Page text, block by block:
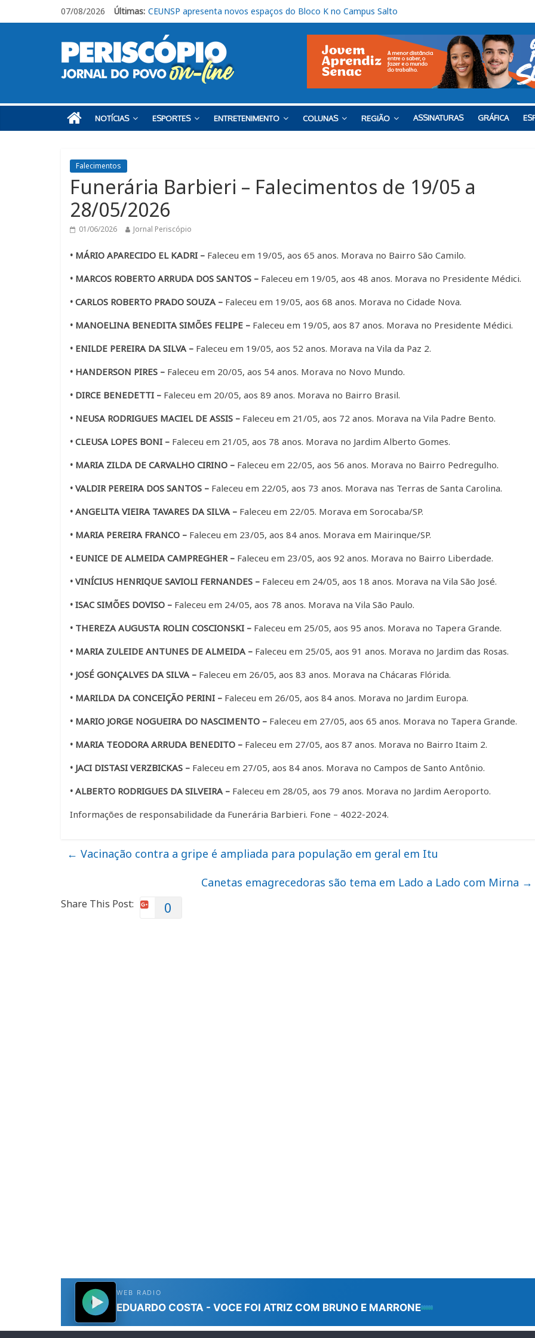
07/08/2026 Últimas: CEUNSP apresenta novos espaços do Bloco K no Campus Salto
Itu registra alta no Ideb e alcança nota 6,5 nos anos iniciais do Ensino Fundamental
Fraternidades Franciscanas realizam ação solidária em benefício do Lar Santo Inácio, em Itu
CIS abre 10 vagas de estágio para estudantes de diversas áreas em Itu
Livro “Roberto de Francisco, organista em Itu” será lançado nesta sexta
NOTÍCIAS ESPORTES ENTRETENIMENTO COLUNAS REGIÃO ASSINATURAS GRÁFICA
Falecimentos
Funerária Barbieri – Falecimentos de 19/05 a
28/05/2026
01/06/2026 Jornal Periscópio
• MÁRIO APARECIDO EL KADRI – Faleceu em 19/05, aos 65 anos. Morava no Bairro São Camilo.
• MARCOS ROBERTO ARRUDA DOS SANTOS – Faleceu em 19/05, aos 48 anos. Morava no Presidente Médici.
• CARLOS ROBERTO PRADO SOUZA – Faleceu em 19/05, aos 68 anos. Morava no Cidade Nova.
• MANOELINA BENEDITA SIMÕES FELIPE – Faleceu em 19/05, aos 87 anos. Morava no Presidente Médici.
• ENILDE PEREIRA DA SILVA – Faleceu em 19/05, aos 52 anos. Morava na Vila da Paz 2.
• HANDERSON PIRES – Faleceu em 20/05, aos 54 anos. Morava no Novo Mundo.
• DIRCE BENEDETTI – Faleceu em 20/05, aos 89 anos. Morava no Bairro Brasil.
• NEUSA RODRIGUES MACIEL DE ASSIS – Faleceu em 21/05, aos 72 anos. Morava na Vila Padre Bento.
• CLEUSA LOPES BONI – Faleceu em 21/05, aos 78 anos. Morava no Jardim Alberto Gomes.
• MARIA ZILDA DE CARVALHO CIRINO – Faleceu em 22/05, aos 56 anos. Morava no Bairro Pedregulho.
• VALDIR PEREIRA DOS SANTOS – Faleceu em 22/05, aos 73 anos. Morava nas Terras de Santa Carolina.
• ANGELITA VIEIRA TAVARES DA SILVA – Faleceu em 22/05. Morava em Sorocaba/SP.
• MARIA PEREIRA FRANCO – Faleceu em 23/05, aos 84 anos. Morava em Mairinque/SP.
• EUNICE DE ALMEIDA CAMPREGHER – Faleceu em 23/05, aos 92 anos. Morava no Bairro Liberdade.
• VINÍCIUS HENRIQUE SAVIOLI FERNANDES – Faleceu em 24/05, aos 18 anos. Morava na Vila São José.
• ISAC SIMÕES DOVISO – Faleceu em 24/05, aos 78 anos. Morava na Vila São Paulo.
• THEREZA AUGUSTA ROLIN COSCIONSKI – Faleceu em 25/05, aos 95 anos. Morava no Tapera Grande.
• MARIA ZULEIDE ANTUNES DE ALMEIDA – Faleceu em 25/05, aos 91 anos. Morava no Jardim das Rosas.
• JOSÉ GONÇALVES DA SILVA – Faleceu em 26/05, aos 83 anos. Morava na Chácaras Flórida.
• MARILDA DA CONCEIÇÃO PERINI – Faleceu em 26/05, aos 84 anos. Morava no Jardim Europa.
• MARIO JORGE NOGUEIRA DO NASCIMENTO – Faleceu em 27/05, aos 65 anos. Morava no Tapera Grande.
• MARIA TEODORA ARRUDA BENEDITO – Faleceu em 27/05, aos 87 anos. Morava no Bairro Itaim 2.
• JACI DISTASI VERZBICKAS – Faleceu em 27/05, aos 84 anos. Morava no Campos de Santo Antônio.
• ALBERTO RODRIGUES DA SILVEIRA – Faleceu em 28/05, aos 79 anos. Morava no Jardim Aeroporto.
Informações de responsabilidade da Funerária Barbieri. Fone – 4022-2024.
← Vacinação contra a gripe é ampliada para população em geral em Itu
Canetas emagrecedoras são tema em Lado a Lado com Mirna →
Share This Post: 0